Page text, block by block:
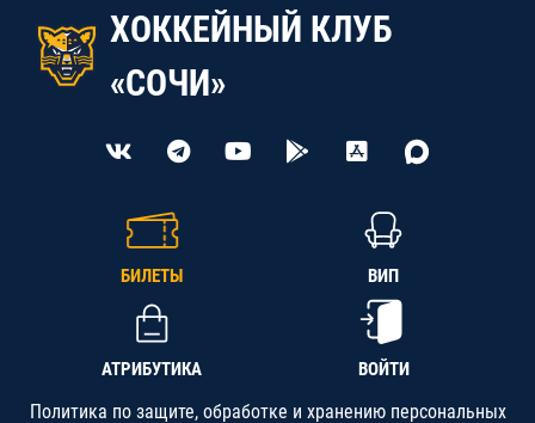
ХОККЕЙНЫЙ КЛУБ
«СОЧИ»
БИЛЕТЫ ВИП
АТРИБУТИКА ВОЙТИ
Политика по защите, обработке и хранению персональных